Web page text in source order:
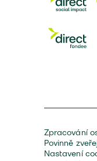
Zpracování
Povinně
Nastavení